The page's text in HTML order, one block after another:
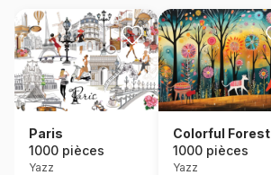
Paris
1000 pièces
Yazz
Colorful Forest
1000 pièces
Yazz